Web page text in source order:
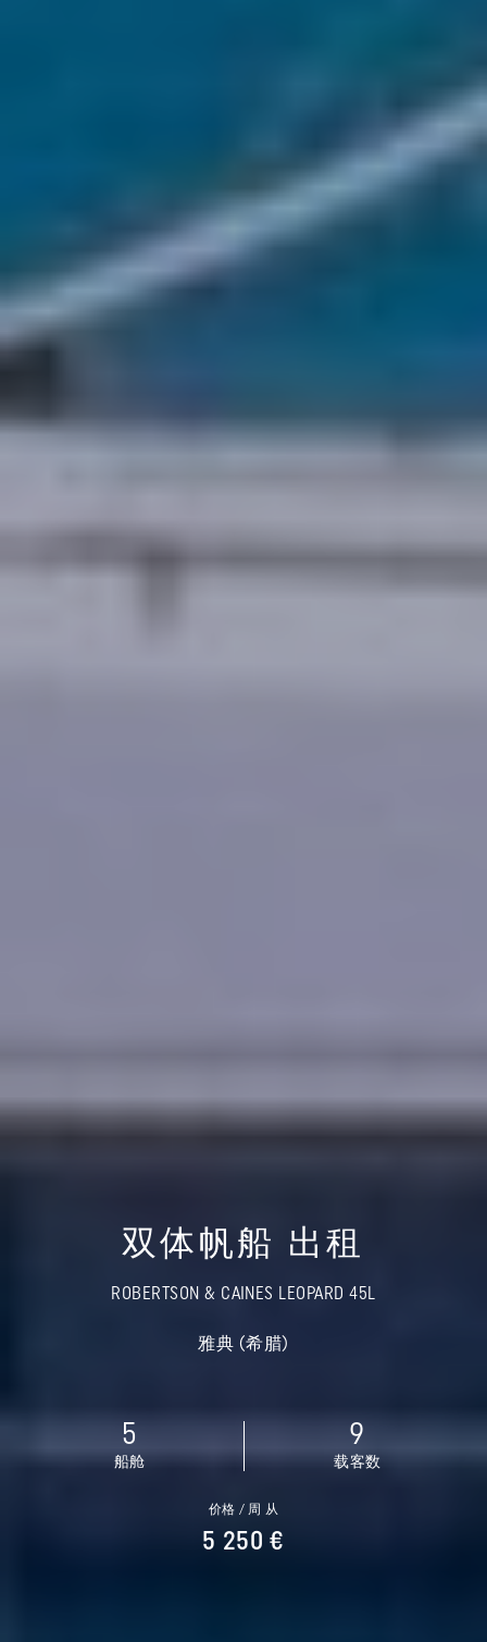
双体帆船 出租
ROBERTSON & CAINES LEOPARD 45L
雅典 (希腊)
5
船舱
9
载客数
价格 / 周 从
5 250 €